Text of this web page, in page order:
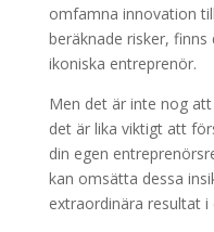
omfamna innovation
beräknade risker,
ikoniska entreprenör.
Men det är inte nog
det är lika viktigt att
din egen
kan omsätta dessa
extraordinära resultat i